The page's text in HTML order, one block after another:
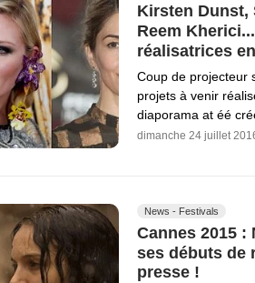
Kirsten Dunst,
Reem
réalisatrices
Coup de projecteur
projets à venir
diaporama at éé
dimanche 24 juillet
News - Festivals
Cannes 2015 :
ses débuts de
presse !